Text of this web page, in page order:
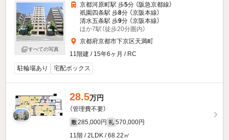
すべての写真
京都河原町駅 歩5分 （阪急京都線）
祇園四条駅 歩8分 （京阪本線）
清水五条駅 歩9分 （京阪本線）
ほか7駅（徒歩20分圏内）
京都府京都市下京区天満町
11階建 / 15年6ヶ月 / RC
駐輪場あり
宅配ボックス
28.5万円
（管理費不要）
敷 285,000円 礼 570,000円
11階 / 2LDK / 68.22㎡